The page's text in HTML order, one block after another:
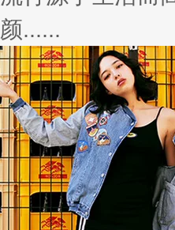
变......